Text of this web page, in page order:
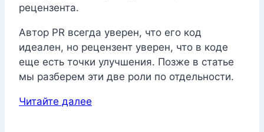
рецензента.
Автор PR всегда уверен, что его код
идеален, но рецензент уверен, что в коде
еще есть точки улучшения. Позже в статье
мы разберем эти две роли по отдельности.
Читайте далее